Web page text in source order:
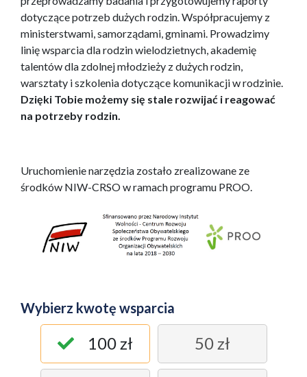
dotyczące potrzeb dużych rodzin. Współpracujemy z
ministerstwami, samorządami, gminami. Prowadzimy
linię wsparcia dla rodzin wielodzietnych, akademię
talentów dla zdolnej młodzieży z dużych rodzin,
warsztaty i szkolenia dotyczące komunikacji w rodzinie.
Dzięki Tobie możemy się stale rozwijać i reagować
na potrzeby rodzin.
Uruchomienie narzędzia zostało zrealizowane ze
środków NIW-CRSO w ramach programu PROO.
Wybierz kwotę wsparcia
100 zł 50 zł